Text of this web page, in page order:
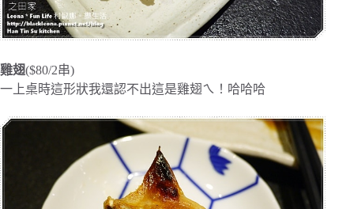
雞翅($80/2串)
一上桌時這形狀我還認不出這是雞翅ㄟ！哈哈哈